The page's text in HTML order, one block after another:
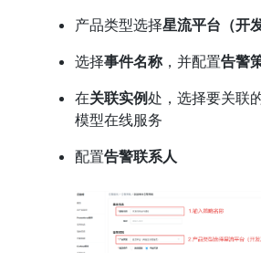
产品类型选择星流平台（开
选择事件名称，并配置告警
在关联实例处，选择要关联
模型在线服务
配置告警联系人